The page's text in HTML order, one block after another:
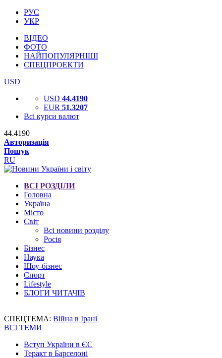
РУС
УКР
ВІДЕО
ФОТО
НАЙПОПУЛЯРНІШІ
СПЕЦПРОЕКТИ
USD
USD 44.4190
EUR 51.3207
Всі курси валют
44.4190
Авторизація
Пошук
RU
ВСІ РОЗДІЛИ
Головна
Україна
Місто
Світ
Всі новини розділу
Росія
Бізнес
Наука
Шоу-бізнес
Спорт
Lifestyle
БЛОГИ ЧИТАЧІВ
СПЕЦТЕМА: Війна в Ірані
ВСІ ТЕМИ
Вступ України в ЄС
Теракт в Барселоні